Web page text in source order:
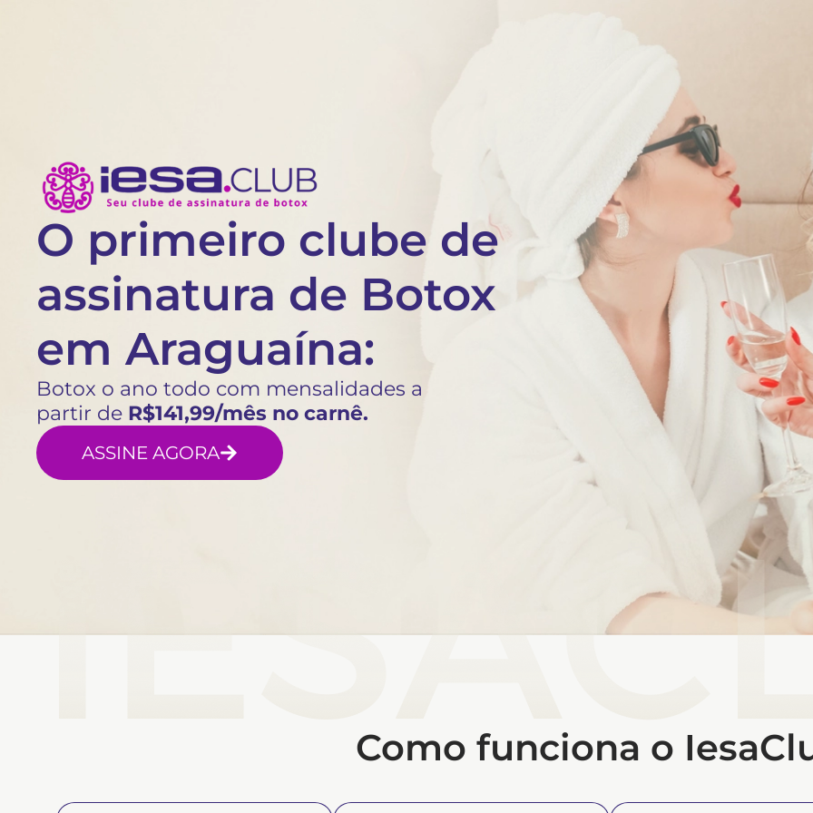
O primeiro clube de
assinatura de Botox
em Araguaína:
Botox o ano todo com mensalidades a
partir de R$141,99/mês no carnê.
ASSINE AGORA
Como funciona o